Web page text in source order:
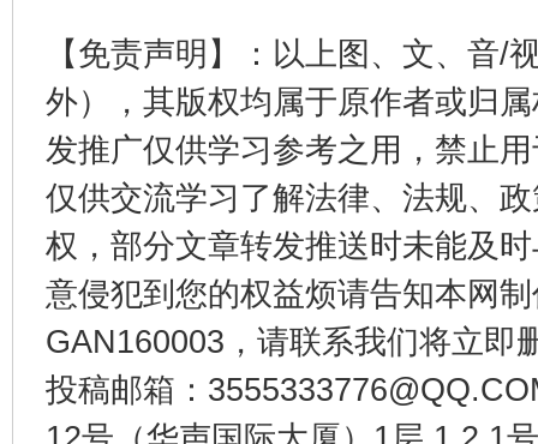
【免责声明】：以上图、文、音/
外），其版权均属于原作者或归
发推广仅供学习参考之用，禁止
仅供交流学习了解法律、法规、
权，部分文章转发推送时未能及
意侵犯到您的权益烦请告知本网
GAN160003，请联系我们将立即
投稿邮箱：
东山县通报“牛蛙产品抗生素超标问题” 法